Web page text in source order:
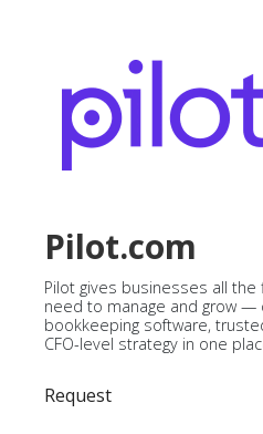
Pilot.com
Pilot gives businesses all
need to manage and grow —
bookkeeping software,
CFO-level strategy in one
Request